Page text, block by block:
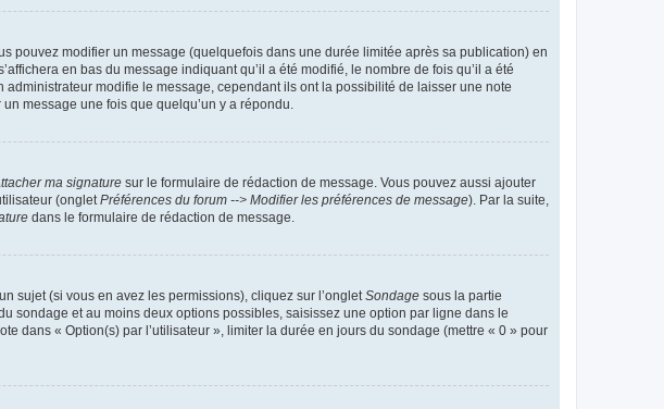
pouvez modifier un message (quelquefois dans une durée limitée après sa publication) en
en bas du message indiquant qu’il a été modifié, le nombre de fois qu’il a été
modifie le message, cependant ils ont la possibilité de laisser une note
message une fois que quelqu’un y a répondu.
ma signature sur le formulaire de rédaction de message. Vous pouvez aussi ajouter
(onglet Préférences du forum --> Modifier les préférences de message). Par la suite,
dans le formulaire de rédaction de message.
sujet (si vous en avez les permissions), cliquez sur l’onglet Sondage sous la partie
sondage et au moins deux options possibles, saisissez une option par ligne dans le
dans « Option(s) par l’utilisateur », limiter la durée en jours du sondage (mettre « 0 » pour